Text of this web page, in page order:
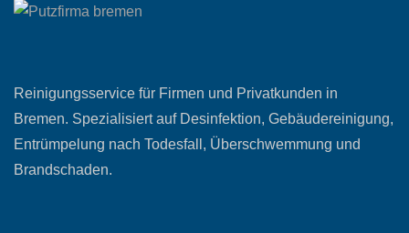
Reinigungsservice für Firmen und Privatkunden in
Bremen. Spezialisiert auf Desinfektion, Gebäudereinigung,
Entrümpelung nach Todesfall, Überschwemmung und
Brandschaden.